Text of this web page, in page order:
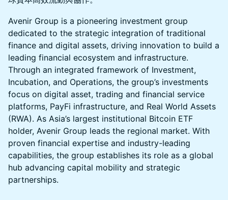
Avenir Group is a pioneering investment group
dedicated to the strategic integration of traditional
finance and digital assets, driving innovation to build a
leading financial ecosystem and infrastructure.
Through an integrated framework of Investment,
Incubation, and Operations, the group’s investments
focus on digital asset, trading and financial service
platforms, PayFi infrastructure, and Real World Assets
(RWA). As Asia’s largest institutional Bitcoin ETF
holder, Avenir Group leads the regional market. With
proven financial expertise and industry-leading
capabilities, the group establishes its role as a global
hub advancing capital mobility and strategic
partnerships.